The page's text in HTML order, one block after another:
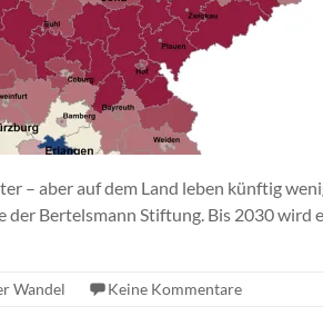
– aber auf dem Land leben künftig
Bertelsmann Stiftung. Bis 2030 wird
Wandel Keine Kommentare